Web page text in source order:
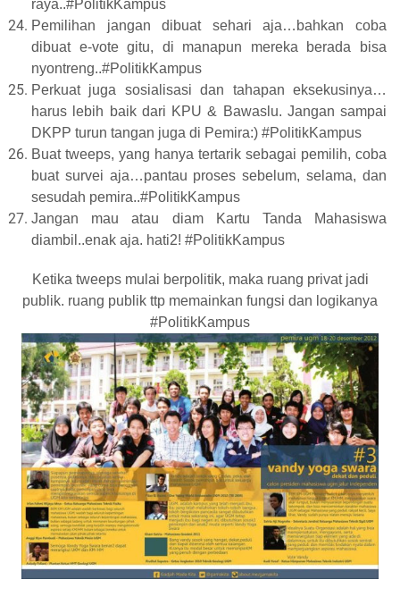
raya..#PolitikKampus
Pemilihan jangan dibuat sehari aja…bahkan coba
dibuat e-vote gitu, di manapun mereka berada bisa
nyontreng..#PolitikKampus
Perkuat juga sosialisasi dan tahapan eksekusinya…
harus lebih baik dari KPU & Bawaslu. Jangan sampai
DKPP turun tangan juga di Pemira:) #PolitikKampus
Buat tweeps, yang hanya tertarik sebagai pemilih, coba
buat survei aja…pantau proses sebelum, selama, dan
sesudah pemira..#PolitikKampus
Jangan mau atau diam Kartu Tanda Mahasiswa
diambil..enak aja. hati2! #PolitikKampus
Ketika tweeps mulai berpolitik, maka ruang privat jadi
publik. ruang publik ttp memainkan fungsi dan logikanya
#PolitikKampus